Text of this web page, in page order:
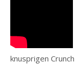
knusprigen